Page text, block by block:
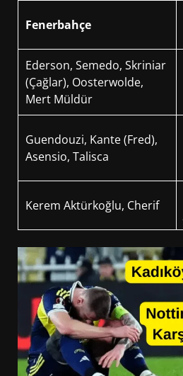
Fenerbahçe
Ederson, Semedo, Skriniar
(Çağlar), Oosterwolde,
Mert Müldür
Guendouzi, Kante (Fred),
Asensio, Talisca
Kerem Aktürkoğlu, Cherif